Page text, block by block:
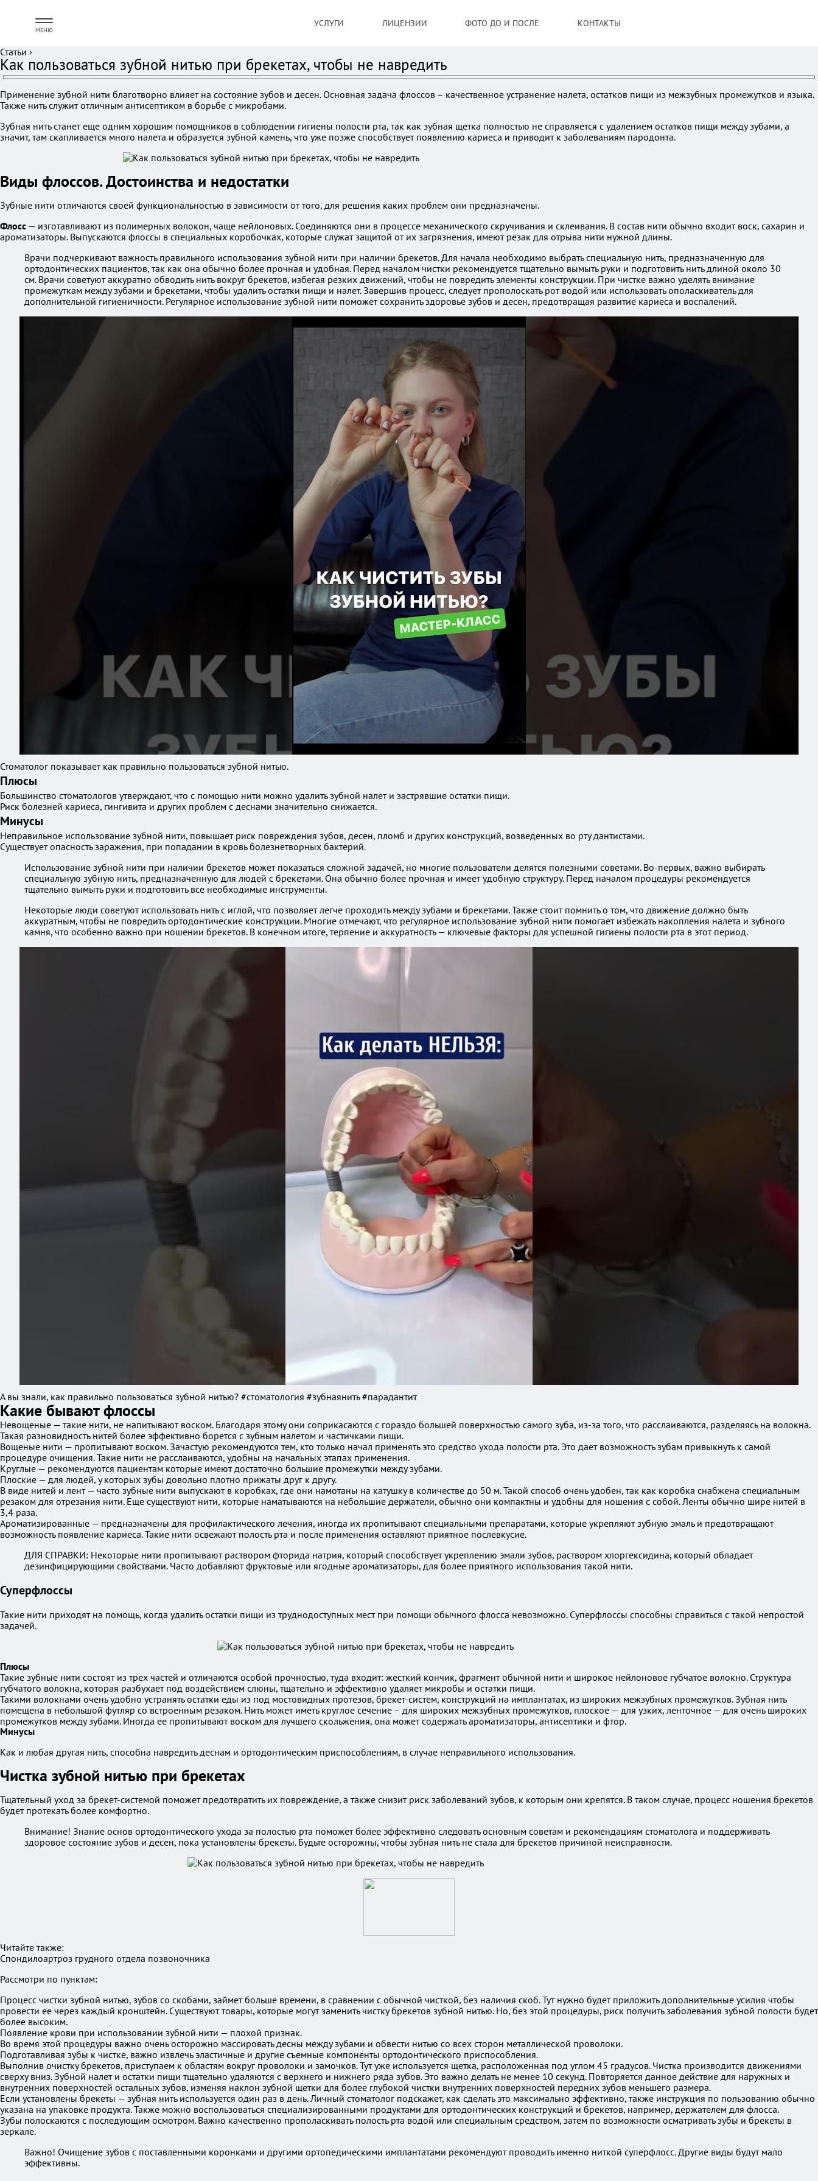
МЕНЮ
УСЛУГИ ЛИЦЕНЗИИ ФОТО ДО И ПОСЛЕ КОНТАКТЫ
Статьи ›
Как пользоваться зубной нитью при брекетах, чтобы не навредить
Применение зубной нити благотворно влияет на состояние зубов и десен. Основная задача флоссов – качественное устранение налета, остатков пищи из межзубных промежутков и языка.
Также нить служит отличным антисептиком в борьбе с микробами.
Зубная нить станет еще одним хорошим помощников в соблюдении гигиены полости рта, так как зубная щетка полностью не справляется с удалением остатков пищи между зубами, а
значит, там скапливается много налета и образуется зубной камень, что уже позже способствует появлению кариеса и приводит к заболеваниям пародонта.
Виды флоссов. Достоинства и недостатки
Зубные нити отличаются своей функциональностью в зависимости от того, для решения каких проблем они предназначены.
Флосс — изготавливают из полимерных волокон, чаще нейлоновых. Соединяются они в процессе механического скручивания и склеивания. В состав нити обычно входит воск, сахарин и
ароматизаторы. Выпускаются флоссы в специальных коробочках, которые служат защитой от их загрязнения, имеют резак для отрыва нити нужной длины.
Врачи подчеркивают важность правильного использования зубной нити при наличии брекетов. Для начала необходимо выбрать специальную нить, предназначенную для
ортодонтических пациентов, так как она обычно более прочная и удобная. Перед началом чистки рекомендуется тщательно вымыть руки и подготовить нить длиной около 30
см. Врачи советуют аккуратно обводить нить вокруг брекетов, избегая резких движений, чтобы не повредить элементы конструкции. При чистке важно уделять внимание
промежуткам между зубами и брекетами, чтобы удалить остатки пищи и налет. Завершив процесс, следует прополоскать рот водой или использовать ополаскиватель для
дополнительной гигиеничности. Регулярное использование зубной нити поможет сохранить здоровье зубов и десен, предотвращая развитие кариеса и воспалений.
Стоматолог показывает как правильно пользоваться зубной нитью.
Плюсы
Большинство стоматологов утверждают, что с помощью нити можно удалить зубной налет и застрявшие остатки пищи.
Риск болезней кариеса, гингивита и других проблем с деснами значительно снижается.
Минусы
Неправильное использование зубной нити, повышает риск повреждения зубов, десен, пломб и других конструкций, возведенных во рту дантистами.
Существует опасность заражения, при попадании в кровь болезнетворных бактерий.
Использование зубной нити при наличии брекетов может показаться сложной задачей, но многие пользователи делятся полезными советами. Во-первых, важно выбирать
специальную зубную нить, предназначенную для людей с брекетами. Она обычно более прочная и имеет удобную структуру. Перед началом процедуры рекомендуется
тщательно вымыть руки и подготовить все необходимые инструменты.
Некоторые люди советуют использовать нить с иглой, что позволяет легче проходить между зубами и брекетами. Также стоит помнить о том, что движение должно быть
аккуратным, чтобы не повредить ортодонтические конструкции. Многие отмечают, что регулярное использование зубной нити помогает избежать накопления налета и зубного
камня, что особенно важно при ношении брекетов. В конечном итоге, терпение и аккуратность — ключевые факторы для успешной гигиены полости рта в этот период.
А вы знали, как правильно пользоваться зубной нитью? #стоматология #зубнаянить #парадантит
Какие бывают флоссы
Невощеные — такие нити, не напитывают воском. Благодаря этому они соприкасаются с гораздо большей поверхностью самого зуба, из-за того, что расслаиваются, разделяясь на волокна.
Такая разновидность нитей более эффективно борется с зубным налетом и частичками пищи.
Вощеные нити — пропитывают воском. Зачастую рекомендуются тем, кто только начал применять это средство ухода полости рта. Это дает возможность зубам привыкнуть к самой
процедуре очищения. Такие нити не расслаиваются, удобны на начальных этапах применения.
Круглые — рекомендуются пациентам которые имеют достаточно большие промежутки между зубами.
Плоские — для людей, у которых зубы довольно плотно прижаты друг к другу.
В виде нитей и лент — часто зубные нити выпускают в коробках, где они намотаны на катушку в количестве до 50 м. Такой способ очень удобен, так как коробка снабжена специальным
резаком для отрезания нити. Еще существуют нити, которые наматываются на небольшие держатели, обычно они компактны и удобны для ношения с собой. Ленты обычно шире нитей в
3,4 раза.
Ароматизированные — предназначены для профилактического лечения, иногда их пропитывают специальными препаратами, которые укрепляют зубную эмаль и предотвращают
возможность появление кариеса. Такие нити освежают полость рта и после применения оставляют приятное послевкусие.
ДЛЯ СПРАВКИ: Некоторые нити пропитывают раствором фторида натрия, который способствует укреплению эмали зубов, раствором хлоргексидина, который обладает
дезинфицирующими свойствами. Часто добавляют фруктовые или ягодные ароматизаторы, для более приятного использования такой нити.
Суперфлоссы
Такие нити приходят на помощь, когда удалить остатки пищи из труднодоступных мест при помощи обычного флосса невозможно. Суперфлоссы способны справиться с такой непростой
задачей.
Плюсы
Такие зубные нити состоят из трех частей и отличаются особой прочностью, туда входит: жесткий кончик, фрагмент обычной нити и широкое нейлоновое губчатое волокно. Структура
губчатого волокна, которая разбухает под воздействием слюны, тщательно и эффективно удаляет микробы и остатки пищи.
Такими волокнами очень удобно устранять остатки еды из под мостовидных протезов, брекет-систем, конструкций на имплантатах, из широких межзубных промежутков. Зубная нить
помещена в небольшой футляр со встроенным резаком. Нить может иметь круглое сечение – для широких межзубных промежутков, плоское — для узких, ленточное — для очень широких
промежутков между зубами. Иногда ее пропитывают воском для лучшего скольжения, она может содержать ароматизаторы, антисептики и фтор.
Минусы
Как и любая другая нить, способна навредить деснам и ортодонтическим приспособлениям, в случае неправильного использования.
Чистка зубной нитью при брекетах
Тщательный уход за брекет-системой поможет предотвратить их повреждение, а также снизит риск заболеваний зубов, к которым они крепятся. В таком случае, процесс ношения брекетов
будет протекать более комфортно.
Внимание! Знание основ ортодонтического ухода за полостью рта поможет более эффективно следовать основным советам и рекомендациям стоматолога и поддерживать
здоровое состояние зубов и десен, пока установлены брекеты. Будьте осторожны, чтобы зубная нить не стала для брекетов причиной неисправности.
Читайте также:
Спондилоартроз грудного отдела позвоночника
Рассмотри по пунктам:
Процесс чистки зубной нитью, зубов со скобами, займет больше времени, в сравнении с обычной чисткой, без наличия скоб. Тут нужно будет приложить дополнительные усилия чтобы
провести ее через каждый кронштейн. Существуют товары, которые могут заменить чистку брекетов зубной нитью. Но, без этой процедуры, риск получить заболевания зубной полости будет
более высоким.
Появление крови при использовании зубной нити — плохой признак.
Во время этой процедуры важно очень осторожно массировать десны между зубами и обвести нитью со всех сторон металлической проволоки.
Подготавливая зубы к чистке, важно извлечь эластичные и другие съемные компоненты ортодонтического приспособления.
Выполнив очистку брекетов, приступаем к областям вокруг проволоки и замочков. Тут уже используется щетка, расположенная под углом 45 градусов. Чистка производится движениями
сверху вниз. Зубной налет и остатки пищи тщательно удаляются с верхнего и нижнего ряда зубов. Это важно делать не менее 10 секунд. Повторяется данное действие для наружных и
внутренних поверхностей остальных зубов, изменяя наклон зубной щетки для более глубокой чистки внутренних поверхностей передних зубов меньшего размера.
Если установлены брекеты — зубная нить используется один раз в день. Личный стоматолог подскажет, как сделать это максимально эффективно, также инструкция по пользованию обычно
указана на упаковке продукта. Также можно воспользоваться специализированными продуктами для ортодонтических конструкций и брекетов, например, держателем для флосса.
Зубы полоскаются с последующим осмотром. Важно качественно прополаскивать полость рта водой или специальным средством, затем по возможности осматривать зубы и брекеты в
зеркале.
Важно! Очищение зубов с поставленными коронками и другими ортопедическими имплантатами рекомендуют проводить именно ниткой суперфлосс. Другие виды будут мало
эффективны.